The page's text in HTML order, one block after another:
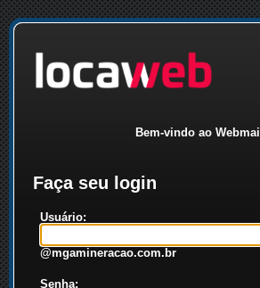
Bem-vindo ao Webmail
Faça seu login
Usuário:
@mgamineracao.com.br
Senha: